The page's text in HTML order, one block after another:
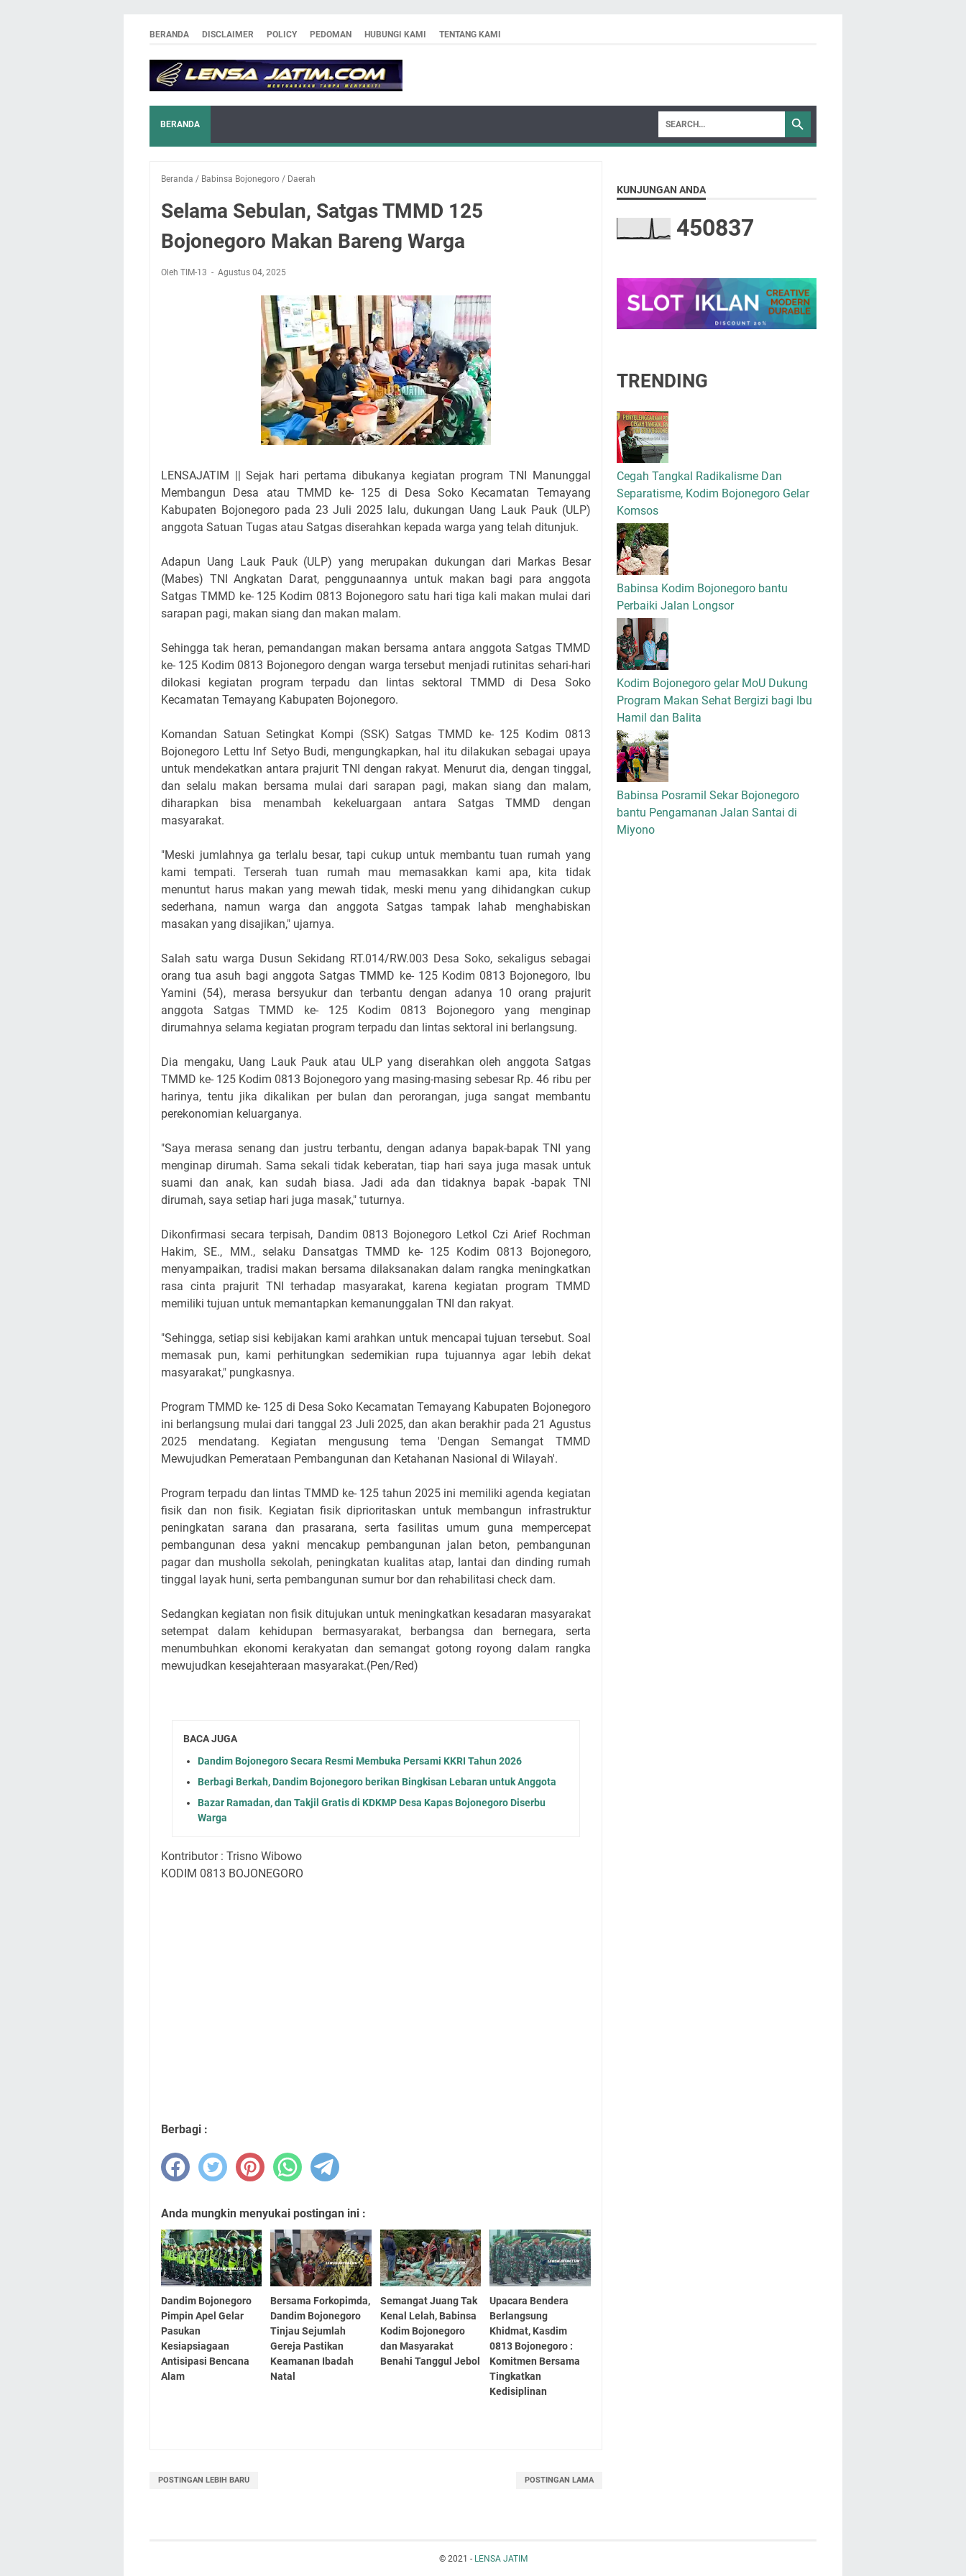
BERANDA DISCLAIMER POLICY PEDOMAN HUBUNGI KAMI TENTANG KAMI
BERANDA
Beranda / Babinsa Bojonegoro / Daerah
Selama Sebulan, Satgas TMMD 125
Bojonegoro Makan Bareng Warga
Oleh TIM-13 Agustus 04, 2025
LENSAJATIM || Sejak hari pertama dibukanya kegiatan program TNI Manunggal
Membangun Desa atau TMMD ke- 125 di Desa Soko Kecamatan Temayang
Kabupaten Bojonegoro pada 23 Juli 2025 lalu, dukungan Uang Lauk Pauk (ULP)
anggota Satuan Tugas atau Satgas diserahkan kepada warga yang telah ditunjuk.
Adapun Uang Lauk Pauk (ULP) yang merupakan dukungan dari Markas Besar
(Mabes) TNI Angkatan Darat, penggunaannya untuk makan bagi para anggota
Satgas TMMD ke- 125 Kodim 0813 Bojonegoro satu hari tiga kali makan mulai dari
sarapan pagi, makan siang dan makan malam.
Sehingga tak heran, pemandangan makan bersama antara anggota Satgas TMMD
ke- 125 Kodim 0813 Bojonegoro dengan warga tersebut menjadi rutinitas sehari-hari
dilokasi kegiatan program terpadu dan lintas sektoral TMMD di Desa Soko
Kecamatan Temayang Kabupaten Bojonegoro.
Komandan Satuan Setingkat Kompi (SSK) Satgas TMMD ke- 125 Kodim 0813
Bojonegoro Lettu Inf Setyo Budi, mengungkapkan, hal itu dilakukan sebagai upaya
untuk mendekatkan antara prajurit TNI dengan rakyat. Menurut dia, dengan tinggal,
dan selalu makan bersama mulai dari sarapan pagi, makan siang dan malam,
diharapkan bisa menambah kekeluargaan antara Satgas TMMD dengan
masyarakat.
"Meski jumlahnya ga terlalu besar, tapi cukup untuk membantu tuan rumah yang
kami tempati. Terserah tuan rumah mau memasakkan kami apa, kita tidak
menuntut harus makan yang mewah tidak, meski menu yang dihidangkan cukup
sederhana, namun warga dan anggota Satgas tampak lahab menghabiskan
masakan yang disajikan," ujarnya.
Salah satu warga Dusun Sekidang RT.014/RW.003 Desa Soko, sekaligus sebagai
orang tua asuh bagi anggota Satgas TMMD ke- 125 Kodim 0813 Bojonegoro, Ibu
Yamini (54), merasa bersyukur dan terbantu dengan adanya 10 orang prajurit
anggota Satgas TMMD ke- 125 Kodim 0813 Bojonegoro yang menginap
dirumahnya selama kegiatan program terpadu dan lintas sektoral ini berlangsung.
Dia mengaku, Uang Lauk Pauk atau ULP yang diserahkan oleh anggota Satgas
TMMD ke- 125 Kodim 0813 Bojonegoro yang masing-masing sebesar Rp. 46 ribu per
harinya, tentu jika dikalikan per bulan dan perorangan, juga sangat membantu
perekonomian keluarganya.
"Saya merasa senang dan justru terbantu, dengan adanya bapak-bapak TNI yang
menginap dirumah. Sama sekali tidak keberatan, tiap hari saya juga masak untuk
suami dan anak, kan sudah biasa. Jadi ada dan tidaknya bapak -bapak TNI
dirumah, saya setiap hari juga masak," tuturnya.
Dikonfirmasi secara terpisah, Dandim 0813 Bojonegoro Letkol Czi Arief Rochman
Hakim, SE., MM., selaku Dansatgas TMMD ke- 125 Kodim 0813 Bojonegoro,
menyampaikan, tradisi makan bersama dilaksanakan dalam rangka meningkatkan
rasa cinta prajurit TNI terhadap masyarakat, karena kegiatan program TMMD
memiliki tujuan untuk memantapkan kemanunggalan TNI dan rakyat.
"Sehingga, setiap sisi kebijakan kami arahkan untuk mencapai tujuan tersebut. Soal
memasak pun, kami perhitungkan sedemikian rupa tujuannya agar lebih dekat
masyarakat," pungkasnya.
Program TMMD ke- 125 di Desa Soko Kecamatan Temayang Kabupaten Bojonegoro
ini berlangsung mulai dari tanggal 23 Juli 2025, dan akan berakhir pada 21 Agustus
2025 mendatang. Kegiatan mengusung tema 'Dengan Semangat TMMD
Mewujudkan Pemerataan Pembangunan dan Ketahanan Nasional di Wilayah'.
Program terpadu dan lintas TMMD ke- 125 tahun 2025 ini memiliki agenda kegiatan
fisik dan non fisik. Kegiatan fisik diprioritaskan untuk membangun infrastruktur
peningkatan sarana dan prasarana, serta fasilitas umum guna mempercepat
pembangunan desa yakni mencakup pembangunan jalan beton, pembangunan
pagar dan musholla sekolah, peningkatan kualitas atap, lantai dan dinding rumah
tinggal layak huni, serta pembangunan sumur bor dan rehabilitasi check dam.
Sedangkan kegiatan non fisik ditujukan untuk meningkatkan kesadaran masyarakat
setempat dalam kehidupan bermasyarakat, berbangsa dan bernegara, serta
menumbuhkan ekonomi kerakyatan dan semangat gotong royong dalam rangka
mewujudkan kesejahteraan masyarakat.(Pen/Red)
BACA JUGA
Dandim Bojonegoro Secara Resmi Membuka Persami KKRI Tahun 2026
Berbagi Berkah, Dandim Bojonegoro berikan Bingkisan Lebaran untuk Anggota
Bazar Ramadan, dan Takjil Gratis di KDKMP Desa Kapas Bojonegoro Diserbu
Warga
Kontributor : Trisno Wibowo
KODIM 0813 BOJONEGORO
Berbagi :
Anda mungkin menyukai postingan ini :
Dandim Bojonegoro
Pimpin Apel Gelar
Pasukan
Kesiapsiagaan
Antisipasi Bencana
Alam
Bersama Forkopimda,
Dandim Bojonegoro
Tinjau Sejumlah
Gereja Pastikan
Keamanan Ibadah
Natal
Semangat Juang Tak
Kenal Lelah, Babinsa
Kodim Bojonegoro
dan Masyarakat
Benahi Tanggul Jebol
Upacara Bendera
Berlangsung
Khidmat, Kasdim
0813 Bojonegoro :
Komitmen Bersama
Tingkatkan
Kedisiplinan
POSTINGAN LEBIH BARU POSTINGAN LAMA
KUNJUNGAN ANDA
450837
TRENDING
Cegah Tangkal Radikalisme Dan
Separatisme, Kodim Bojonegoro Gelar
Komsos
Babinsa Kodim Bojonegoro bantu
Perbaiki Jalan Longsor
Kodim Bojonegoro gelar MoU Dukung
Program Makan Sehat Bergizi bagi Ibu
Hamil dan Balita
Babinsa Posramil Sekar Bojonegoro
bantu Pengamanan Jalan Santai di
Miyono
© 2021 - LENSA JATIM